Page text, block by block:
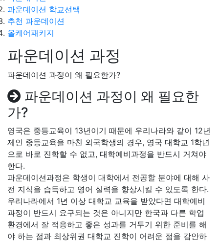
파운데이션 학교선택
추천 파운데이션
올케어패키지
파운데이션 과정
파운데이션 과정이 왜 필요한가?
파운데이션 과정이 왜 필요한
가?
영국은 중등교육이 13년이기 때문에 우리나라와 같이 12년
제인 중등교육을 마친 외국학생의 경우, 영국 대학교 1학년
으로 바로 진학할 수 없고, 대학예비과정을 반드시 거쳐야
한다.
파운데이션과정은 학생이 대학에서 전공할 분야에 대해 사
전 지식을 습득하고 영어 실력을 향상시킬 수 있도록 한다.
우리나라에서 1년 이상 대학교 교육을 받았다면 대학예비
과정이 반드시 요구되는 것은 아니지만 한국과 다른 학업
환경에서 잘 적응하고 좋은 성과를 거두기 위한 준비를 해
야 하는 점과 최상위권 대학교 진학이 어려운 점을 감안하